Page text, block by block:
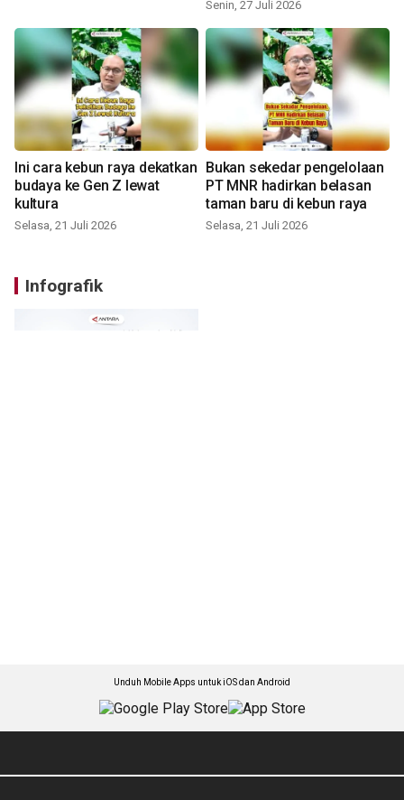
Senin, 27 Juli 2026
Ini cara kebun raya dekatkan
budaya ke Gen Z lewat
kultura
Selasa, 21 Juli 2026
Bukan sekedar pengelolaan
PT MNR hadirkan belasan
taman baru di kebun raya
Selasa, 21 Juli 2026
Infografik
Unduh Mobile Apps untuk iOS dan Android